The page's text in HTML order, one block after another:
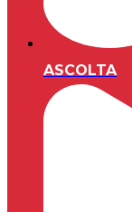
ASCOLTA